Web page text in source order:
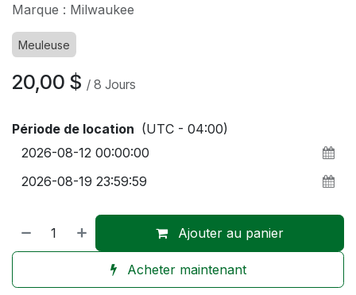
Marque : Milwaukee
Meuleuse
20,00 $ / 8 Jours
Période de location (UTC - 04:00)
Ajouter au panier
Acheter maintenant